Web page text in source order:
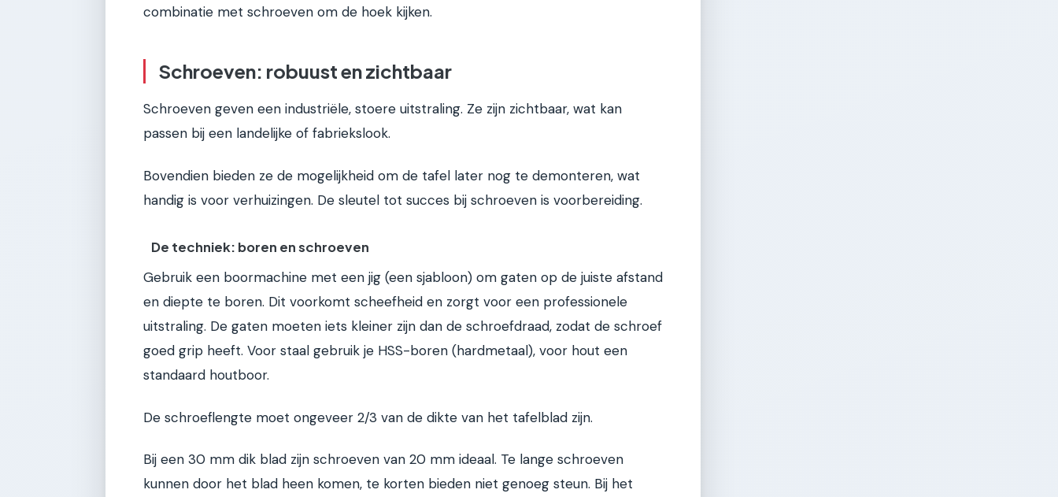
combinatie met schroeven om de hoek kijken.
Schroeven: robuust en zichtbaar
Schroeven geven een industriële, stoere uitstraling. Ze zijn zichtbaar, wat kan
passen bij een landelijke of fabriekslook.
Bovendien bieden ze de mogelijkheid om de tafel later nog te demonteren, wat
handig is voor verhuizingen. De sleutel tot succes bij schroeven is voorbereiding.
De techniek: boren en schroeven
Gebruik een boormachine met een jig (een sjabloon) om gaten op de juiste afstand
en diepte te boren. Dit voorkomt scheefheid en zorgt voor een professionele
uitstraling. De gaten moeten iets kleiner zijn dan de schroefdraad, zodat de schroef
goed grip heeft. Voor staal gebruik je HSS-boren (hardmetaal), voor hout een
standaard houtboor.
De schroeflengte moet ongeveer 2/3 van de dikte van het tafelblad zijn.
Bij een 30 mm dik blad zijn schroeven van 20 mm ideaal. Te lange schroeven
kunnen door het blad heen komen, te korten bieden niet genoeg steun. Bij het